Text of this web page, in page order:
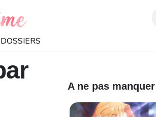
DOSSIERS
A ne pas manquer